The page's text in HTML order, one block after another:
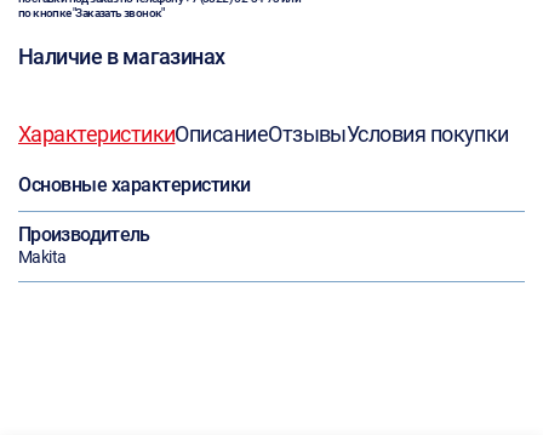
по кнопке "Заказать звонок"
Наличие в магазинах
ХарактеристикиОписаниеОтзывыУсловия покупки
Основные характеристики
Производитель
Makita